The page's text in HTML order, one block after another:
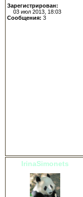
Зарегистрирован:
03 июл 2013, 18:03
Сообщения: 3
IrinaSimonets